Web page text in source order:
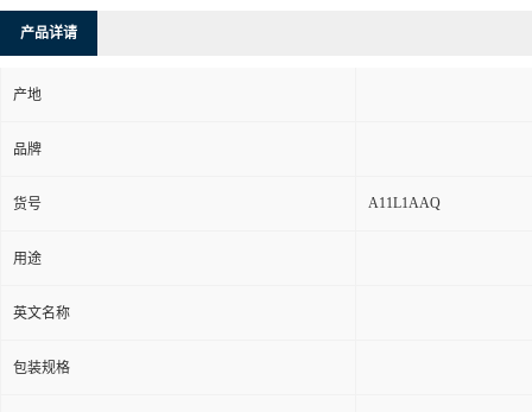
产品详请
产地
品牌
货号 A11L1AAQ
用途
英文名称
包装规格